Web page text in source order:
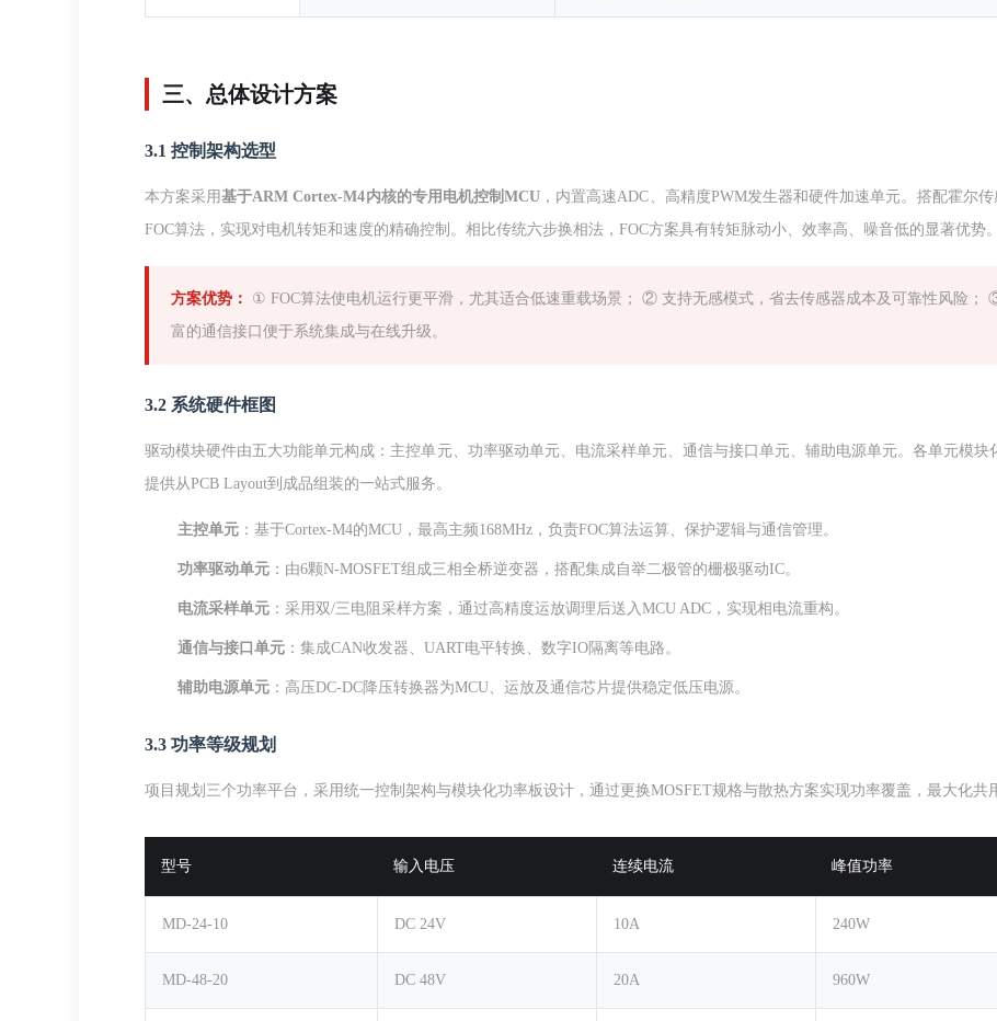
三、总体设计方案
3.1 控制架构选型
本方案采用基于ARM Cortex-M4内核的专用电机控制MCU ，内置高速ADC、高精度PWM发生器和硬件加速单元。搭配霍尔
FOC算法，实现对电机转矩和速度的精确控制。相比传统六步换相法，FOC方案具有转矩脉动小、效率高、噪音低的显著优势。
方案优势：
① FOC算法使电机运行更平滑，尤其适合低速重载场景； ② 支持无感模式，省去传感器成本及可靠性风险
富的通信接口便于系统集成与在线升级。
3.2 系统硬件框图
驱动模块硬件由五大功能单元构成：主控单元、功率驱动单元、电流采样单元、通信与接口单元、辅助电源单元。各单元模
提供从PCB Layout到成品组装的一站式服务。
主控单元 ：基于Cortex-M4的MCU，最高主频168MHz，负责FOC算法运算、保护逻辑与通信管理。
功率驱动单元 ：由6颗N-MOSFET组成三相全桥逆变器，搭配集成自举二极管的栅极驱动IC。
电流采样单元 ：采用双/三电阻采样方案，通过高精度运放调理后送入MCU ADC，实现相电流重构。
通信与接口单元 ：集成CAN收发器、UART电平转换、数字IO隔离等电路。
辅助电源单元 ：高压DC-DC降压转换器为MCU、运放及通信芯片提供稳定低压电源。
3.3 功率等级规划
项目规划三个功率平台，采用统一控制架构与模块化功率板设计，通过更换MOSFET规格与散热方案实现功率覆盖，最大化共
型号 输入电压 连续电流 峰值功率
MD-24-10 DC 24V 10A 240W
MD-48-20 DC 48V 20A 960W